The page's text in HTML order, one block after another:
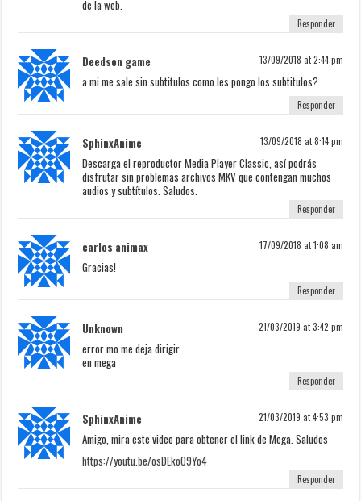
de la web.
Responder
Deedson game 13/09/2018 at 2:44 pm
a mi me sale sin subtitulos como les pongo los subtitulos?
Responder
SphinxAnime 13/09/2018 at 8:14 pm
Descarga el reproductor Media Player Classic, así podrás
disfrutar sin problemas archivos MKV que contengan muchos
audios y subtítulos. Saludos.
Responder
carlos animax 17/09/2018 at 1:08 am
Gracias!
Responder
Unknown 21/03/2019 at 3:42 pm
error mo me deja dirigir
en mega
Responder
SphinxAnime 21/03/2019 at 4:53 pm
Amigo, mira este video para obtener el link de Mega. Saludos
https://youtu.be/osDEko09Yo4
Responder